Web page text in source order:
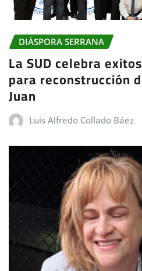
DIÁSPORA SERRANA
La SUD celebra
para reconstrucción
Juan
Luis Alfredo Collado Báez